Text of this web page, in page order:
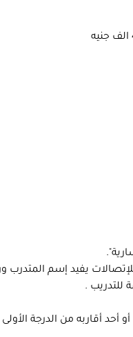
يفيد إسم المتدرب
للتدريب .
أقاربه من الدرجة